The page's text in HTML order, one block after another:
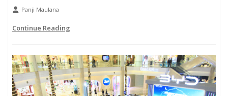
Panji Maulana
Continue Reading